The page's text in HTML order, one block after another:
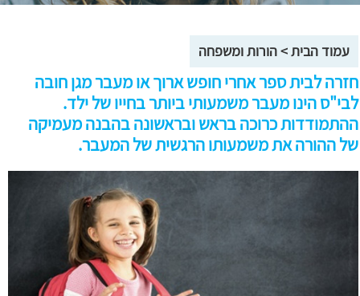
עמוד הבית>הורות ומשפחה
חזרה לבית ספר אחרי חופש ארוך או מעבר מגן חובה
לבי"ס הינו מעבר משמעותי ביותר בחייו של ילד.
ההתמודדות כרוכה בראש ובראשונה בהבנה מעמיקה
של ההורה את משמעותו הרגשית של המעבר.